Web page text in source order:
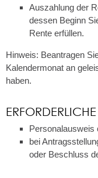
Auszahlung der
dessen Beginn
Rente erfüllen.
Hinweis: Beantragen
Kalendermonat an
haben.
Personalausweis
bei
oder Beschluss